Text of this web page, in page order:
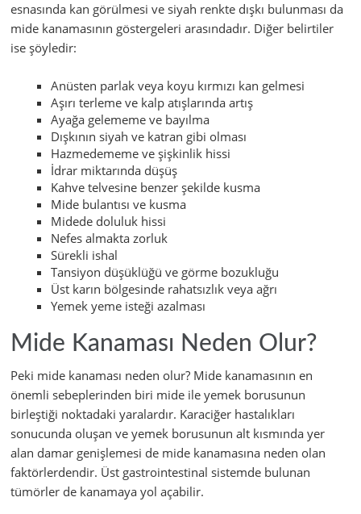
esnasında kan görülmesi ve siyah renkte dışkı bulunması da
mide kanamasının göstergeleri arasındadır. Diğer belirtiler
ise şöyledir:
Anüsten parlak veya koyu kırmızı kan gelmesi
Aşırı terleme ve kalp atışlarında artış
Ayağa gelememe ve bayılma
Dışkının siyah ve katran gibi olması
Hazmedememe ve şişkinlik hissi
İdrar miktarında düşüş
Kahve telvesine benzer şekilde kusma
Mide bulantısı ve kusma
Midede doluluk hissi
Nefes almakta zorluk
Sürekli ishal
Tansiyon düşüklüğü ve görme bozukluğu
Üst karın bölgesinde rahatsızlık veya ağrı
Yemek yeme isteği azalması
Mide Kanaması Neden Olur?
Peki mide kanaması neden olur? Mide kanamasının en
önemli sebeplerinden biri mide ile yemek borusunun
birleştiği noktadaki yaralardır. Karaciğer hastalıkları
sonucunda oluşan ve yemek borusunun alt kısmında yer
alan damar genişlemesi de mide kanamasına neden olan
faktörlerdendir. Üst gastrointestinal sistemde bulunan
tümörler de kanamaya yol açabilir.